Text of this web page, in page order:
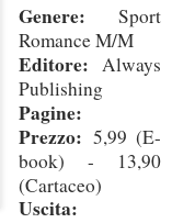
Genere: Sport
Romance M/M
Editore: Always
Publishing
Pagine:
Prezzo: 5,99 (E-
book) - 13,90
(Cartaceo)
Uscita: